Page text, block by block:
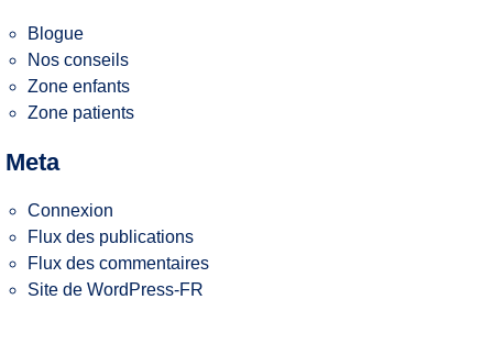
Blogue
Nos conseils
Zone enfants
Zone patients
Meta
Connexion
Flux des publications
Flux des commentaires
Site de WordPress-FR